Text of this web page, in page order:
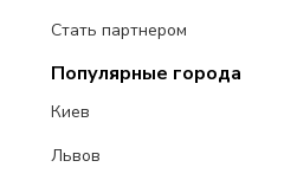
Стать партнером
Популярные города
Киев
Львов